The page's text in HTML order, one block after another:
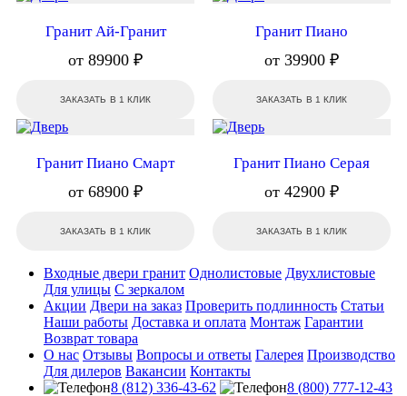
Гранит Ай-Гранит
от 89900 ₽
ЗАКАЗАТЬ В 1 КЛИК
Гранит Пиано
от 39900 ₽
ЗАКАЗАТЬ В 1 КЛИК
Гранит Пиано Смарт
от 68900 ₽
ЗАКАЗАТЬ В 1 КЛИК
Гранит Пиано Серая
от 42900 ₽
ЗАКАЗАТЬ В 1 КЛИК
Входные двери гранит Однолистовые Двухлистовые
Для улицы С зеркалом
Акции Двери на заказ Проверить подлинность Статьи
Наши работы Доставка и оплата Монтаж Гарантии
Возврат товара
О нас Отзывы Вопросы и ответы Галерея Производство
Для дилеров Вакансии Контакты
8 (812) 336-43-62
8 (800) 777-12-43